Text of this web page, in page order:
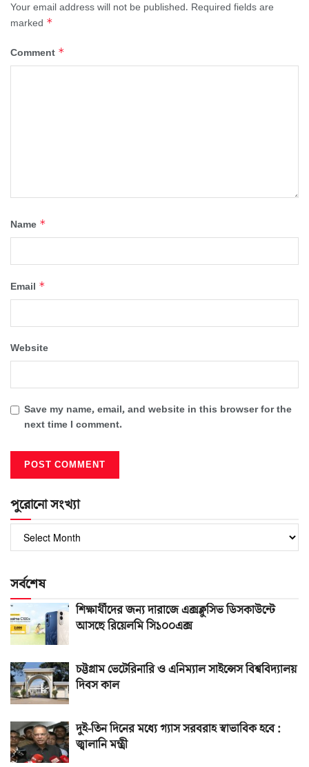
Your email address will not be published. Required fields are
marked *
Comment *
Name *
Email *
Website
Save my name, email, and website in this browser for the
next time I comment.
পুরোনো সংখ্যা
পুরোনো
সংখ্যা
সর্বশেষ
শিক্ষার্থীদের জন্য দারাজে এক্সক্লুসিভ ডিসকাউন্টে
আসছে রিয়েলমি সি১০০এক্স
চট্টগ্রাম ভেটেরিনারি ও এনিম্যাল সাইন্সেস বিশ্ববিদ্যালয়
দিবস কাল
দুই-তিন দিনের মধ্যে গ্যাস সরবরাহ স্বাভাবিক হবে :
জ্বালানি মন্ত্রী